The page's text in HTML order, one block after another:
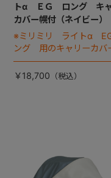
トα ＥＧ ロング キ
カバー幌付（ネイビー）
※ミリミリ ライトα
ング 用のキャリーカバ
す。
￥18,700